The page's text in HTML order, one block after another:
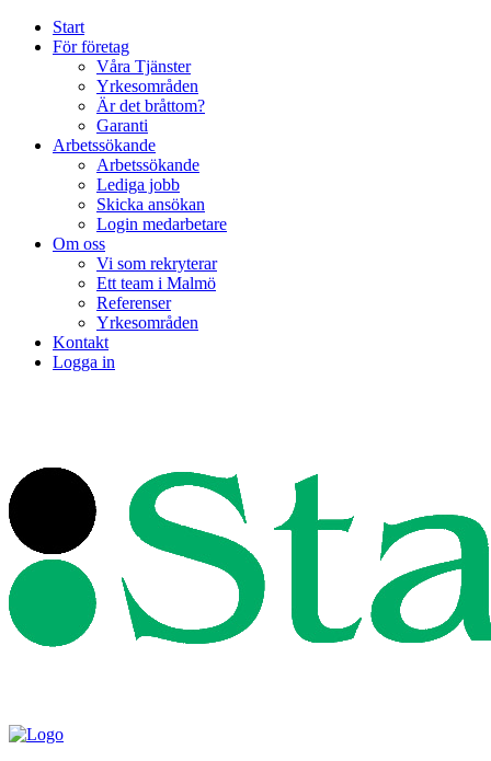
Start
För företag
Våra Tjänster
Yrkesområden
Är det bråttom?
Garanti
Arbetssökande
Arbetssökande
Lediga jobb
Skicka ansökan
Login medarbetare
Om oss
Vi som rekryterar
Ett team i Malmö
Referenser
Yrkesområden
Kontakt
Logga in